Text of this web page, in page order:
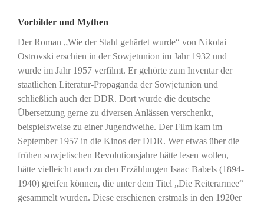
Vorbilder und Mythen
Der Roman „Wie der Stahl gehärtet wurde“ von Nikolai
Ostrovski erschien in der Sowjetunion im Jahr 1932 und
wurde im Jahr 1957 verfilmt. Er gehörte zum Inventar der
staatlichen Literatur-Propaganda der Sowjetunion und
schließlich auch der DDR. Dort wurde die deutsche
Übersetzung gerne zu diversen Anlässen verschenkt,
beispielsweise zu einer Jugendweihe. Der Film kam im
September 1957 in die Kinos der DDR. Wer etwas über die
frühen sowjetischen Revolutionsjahre hätte lesen wollen,
hätte vielleicht auch zu den Erzählungen Isaac Babels (1894-
1940) greifen können, die unter dem Titel „Die Reiterarmee“
gesammelt wurden. Diese erschienen erstmals in den 1920er